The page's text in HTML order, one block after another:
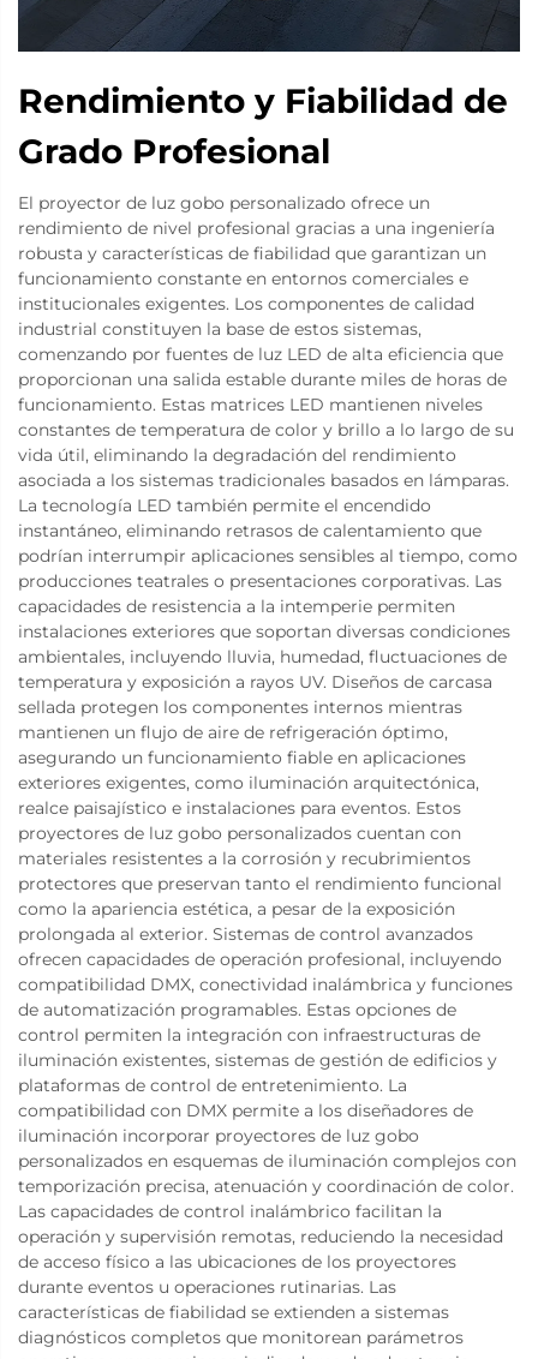
Rendimiento y Fiabilidad de
Grado Profesional
El proyector de luz gobo personalizado ofrece un
rendimiento de nivel profesional gracias a una ingeniería
robusta y características de fiabilidad que garantizan un
funcionamiento constante en entornos comerciales e
institucionales exigentes. Los componentes de calidad
industrial constituyen la base de estos sistemas,
comenzando por fuentes de luz LED de alta eficiencia que
proporcionan una salida estable durante miles de horas de
funcionamiento. Estas matrices LED mantienen niveles
constantes de temperatura de color y brillo a lo largo de su
vida útil, eliminando la degradación del rendimiento
asociada a los sistemas tradicionales basados en lámparas.
La tecnología LED también permite el encendido
instantáneo, eliminando retrasos de calentamiento que
podrían interrumpir aplicaciones sensibles al tiempo, como
producciones teatrales o presentaciones corporativas. Las
capacidades de resistencia a la intemperie permiten
instalaciones exteriores que soportan diversas condiciones
ambientales, incluyendo lluvia, humedad, fluctuaciones de
temperatura y exposición a rayos UV. Diseños de carcasa
sellada protegen los componentes internos mientras
mantienen un flujo de aire de refrigeración óptimo,
asegurando un funcionamiento fiable en aplicaciones
exteriores exigentes, como iluminación arquitectónica,
realce paisajístico e instalaciones para eventos. Estos
proyectores de luz gobo personalizados cuentan con
materiales resistentes a la corrosión y recubrimientos
protectores que preservan tanto el rendimiento funcional
como la apariencia estética, a pesar de la exposición
prolongada al exterior. Sistemas de control avanzados
ofrecen capacidades de operación profesional, incluyendo
compatibilidad DMX, conectividad inalámbrica y funciones
de automatización programables. Estas opciones de
control permiten la integración con infraestructuras de
iluminación existentes, sistemas de gestión de edificios y
plataformas de control de entretenimiento. La
compatibilidad con DMX permite a los diseñadores de
iluminación incorporar proyectores de luz gobo
personalizados en esquemas de iluminación complejos con
temporización precisa, atenuación y coordinación de color.
Las capacidades de control inalámbrico facilitan la
operación y supervisión remotas, reduciendo la necesidad
de acceso físico a las ubicaciones de los proyectores
durante eventos u operaciones rutinarias. Las
características de fiabilidad se extienden a sistemas
diagnósticos completos que monitorean parámetros